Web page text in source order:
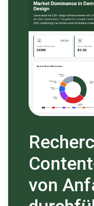
von